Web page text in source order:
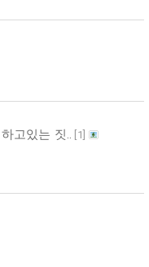
고있는 짓.. 1